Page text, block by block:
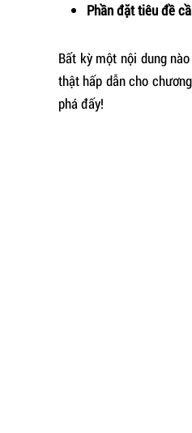
Phần đặt tiêu đề
Bất kỳ một nội dung
thật hấp dẫn cho
phá đấy!